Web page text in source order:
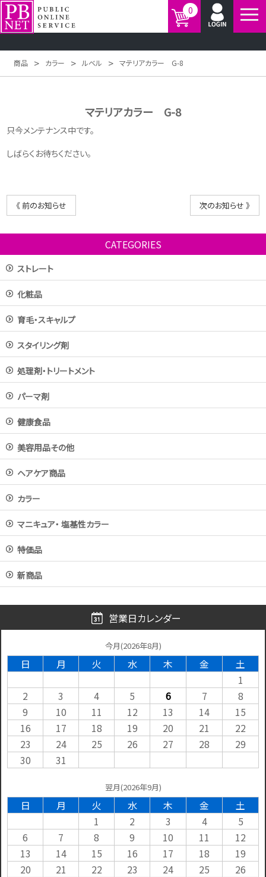
0
商品 > カラー > ルベル > マテリアカラー G-8
マテリアカラー G-8
只今メンテナンス中です。
しばらくお待ちください。
《 前のお知らせ 次のお知らせ 》
CATEGORIES
ストレート
化粧品
育毛・スキャルプ
スタイリング剤
処理剤・トリートメント
パーマ剤
健康食品
美容用品その他
ヘアケア商品
カラー
マニキュア・ 塩基性カラー
特価品
新商品
営業日カレンダー
今月(2026年8月)
日 月 火 水 木 金
土
1
2
3 4 5 6 7
8
9
10 11 12 13 14
15
16
17 18 19 20 21
22
23
24 25 26 27 28
29
30
31
翌月(2026年9月)
日 月 火 水 木 金
土
1
2 3 4
5
6
7 8 9 10 11
12
13
14 15 16 17 18
19
20
21 22 23 24 25
26